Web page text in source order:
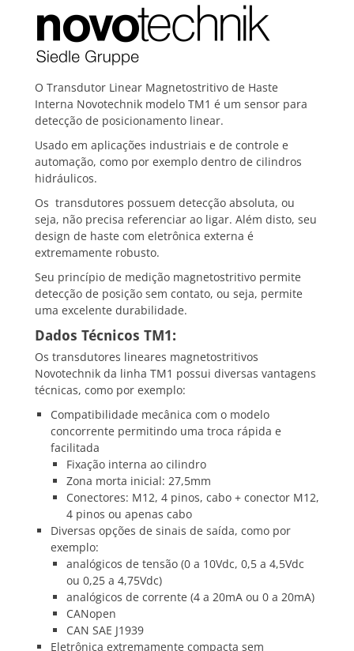
O Transdutor Linear Magnetostritivo de Haste
Interna Novotechnik modelo TM1 é um sensor para
detecção de posicionamento linear.
Usado em aplicações industriais e de controle e
automação, como por exemplo dentro de cilindros
hidráulicos.
Os transdutores possuem detecção absoluta, ou
seja, não precisa referenciar ao ligar. Além disto, seu
design de haste com eletrônica externa é
extremamente robusto.
Seu princípio de medição magnetostritivo permite
detecção de posição sem contato, ou seja, permite
uma excelente durabilidade.
Dados Técnicos TM1:
Os transdutores lineares magnetostritivos
Novotechnik da linha TM1 possui diversas vantagens
técnicas, como por exemplo:
Compatibilidade mecânica com o modelo
concorrente permitindo uma troca rápida e
facilitada
Fixação interna ao cilindro
Zona morta inicial: 27,5mm
Conectores: M12, 4 pinos, cabo + conector M12,
4 pinos ou apenas cabo
Diversas opções de sinais de saída, como por
exemplo:
analógicos de tensão (0 a 10Vdc, 0,5 a 4,5Vdc
ou 0,25 a 4,75Vdc)
analógicos de corrente (4 a 20mA ou 0 a 20mA)
CANopen
CAN SAE J1939
Eletrônica extremamente compacta sem